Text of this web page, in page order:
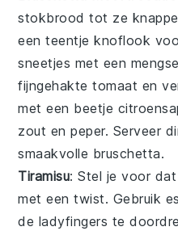
stokbrood tot ze
een teentjeknoflook
sneetjes met een
fijngehaktetomaat en
met een beetje
zout enpeper. Serveer
smaakvolle bruschetta.
Tiramisu: Stel je voor dat
met een twist. Gebruik
de ladyfingers te